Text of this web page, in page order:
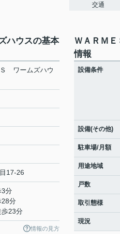
交通
ハウスの基本
ワームズハウ
17-26
3分
28分
歩23分
情報の見方
ＷＡＲＭ
情報
設備条件
設備(その他)
駐車場/月額
用途地域
戸数
取引態様
現況